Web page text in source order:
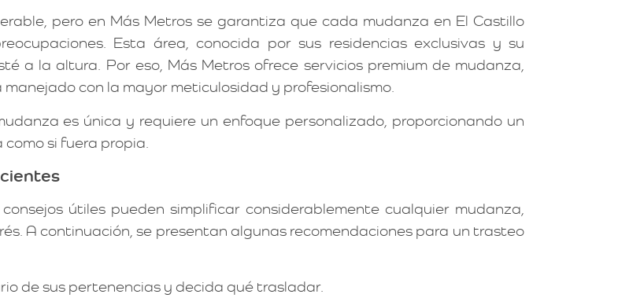
pero en Más Metros se garantiza que cada mudanza en El Castillo
Esta área, conocida por sus residencias exclusivas y su
a la altura. Por eso, Más Metros ofrece servicios premium de mudanza,
con la mayor meticulosidad y profesionalismo.
es única y requiere un enfoque personalizado, proporcionando un
si fuera propia.
útiles pueden simplificar considerablemente cualquier mudanza,
A continuación, se presentan algunas recomendaciones para un trasteo
de sus pertenencias y decida qué trasladar.